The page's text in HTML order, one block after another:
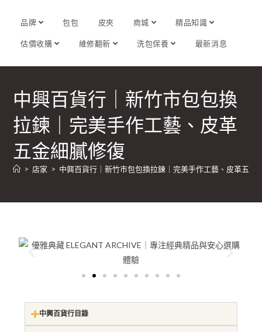
品牌 包包 皮夾 商城 精品知識
估價收購 維修翻新 洗包保養 最新消息
中興百貨行｜新竹市包包換
拉鍊｜完美手作工藝、皮革
五金細膩修復
> 店家 > 中興百貨行｜新竹市包包換拉鍊｜完美手作工藝、皮革五金
中興百貨行目錄